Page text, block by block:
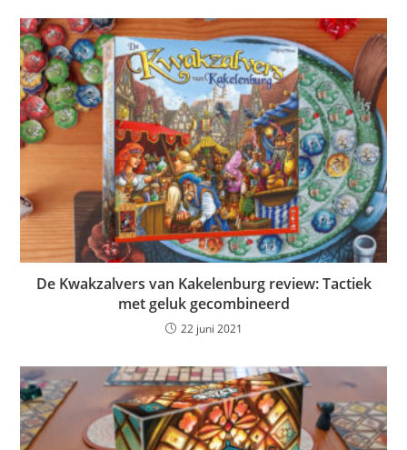
De Kwakzalvers van Kakelenburg review: Tactiek
met geluk gecombineerd
22 juni 2021